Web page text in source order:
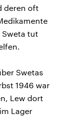
deren oft
tut
Swetas
1946 war
Lew dort
Lager